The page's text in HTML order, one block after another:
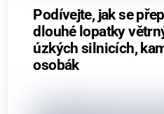
Podívejte, jak se
dlouhé lopatky
úzkých silnicích,
osobák